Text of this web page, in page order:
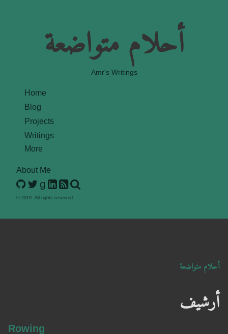
أحلام متواضعة
Amr's Writings
Home
Blog
Projects
Writings
More
About Me
g
© 2019. All rights reserved.
أحلام متواضعة
أرشيف
Rowing